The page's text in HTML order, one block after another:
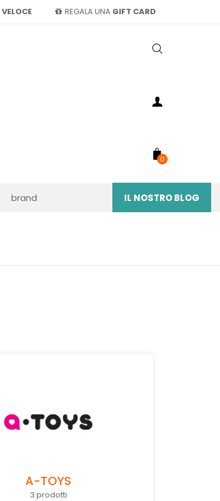
VELOCE REGALA UNA GIFT CARD
0
brand IL NOSTRO BLOG
A-TOYS
3 prodotti